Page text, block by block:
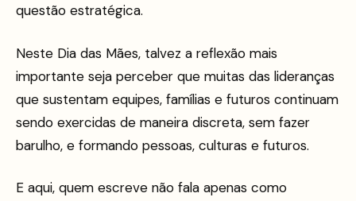
questão estratégica.
Neste Dia das Mães, talvez a reflexão mais
importante seja perceber que muitas das lideranças
que sustentam equipes, famílias e futuros continuam
sendo exercidas de maneira discreta, sem fazer
barulho, e formando pessoas, culturas e futuros.
E aqui, quem escreve não fala apenas como